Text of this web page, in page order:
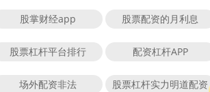
股掌财经app 股票配资的月利息
股票杠杆平台排行 配资杠杆APP
场外配资非法 股票杠杆实力明道配资